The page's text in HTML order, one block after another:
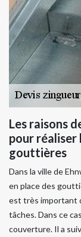
Les raisons
pour réaliser
gouttières
Dans la ville de
en place des
est très important
tâches. Dans ce
couverture. Il a